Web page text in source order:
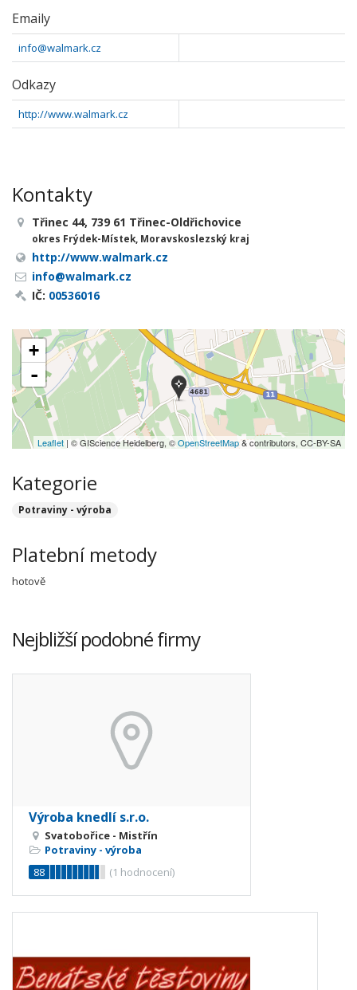
Emaily
info@walmark.cz
Odkazy
http://www.walmark.cz
Kontakty
Třinec 44, 739 61 Třinec-Oldřichovice
okres Frýdek-Místek, Moravskoslezský kraj
http://www.walmark.cz
info@walmark.cz
IČ: 00536016
+
-
Leaflet | © GIScience Heidelberg, ©OpenStreetMap& contributors, CC-BY-SA
Kategorie
Potraviny - výroba
Platební metody
hotově
Nejbližší podobné firmy
Výroba knedlí s.r.o.
Svatobořice - Mistřín
Potraviny - výroba
88
(1 hodnocení)